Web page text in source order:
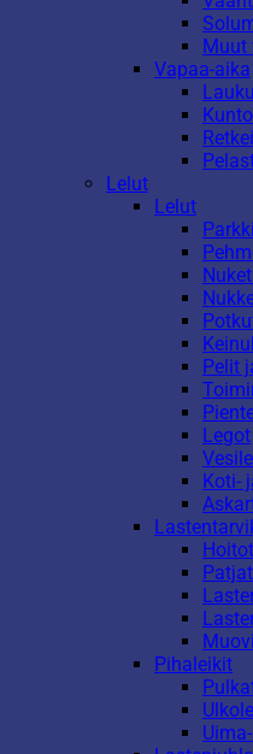
Muut
Vapaa-aika
Lelut
Lelut
Pelit
Legot
Koti-
Pihaleikit